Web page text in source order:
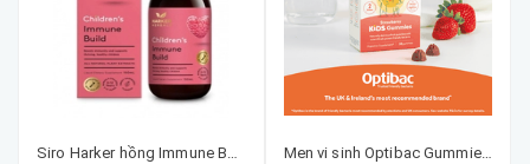
Siro Harker hồng Immune Build - tăng đề kháng + ăn ngon (150ml) cho bé từ sơ sinh Men vi sinh Optibac Gummies cho bé từ 3 tuổi trở lên